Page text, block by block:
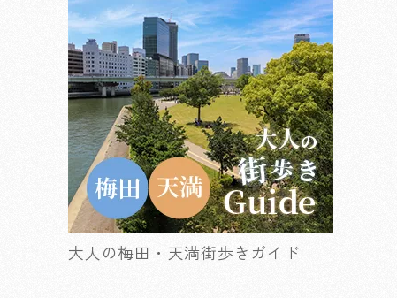
大人の梅田・天満街歩きガイド